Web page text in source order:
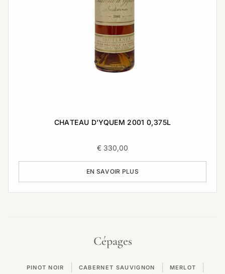
CHATEAU D'YQUEM 2001 0,375L
€ 330,00
EN SAVOIR PLUS
Cépages
PINOT NOIR CABERNET SAUVIGNON MERLOT